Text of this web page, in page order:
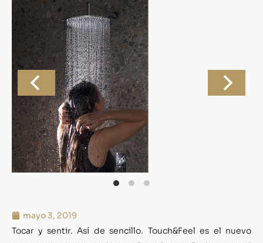
mayo 3, 2019
Tocar y sentir. Así de sencillo. Touch&Feel es el nuevo